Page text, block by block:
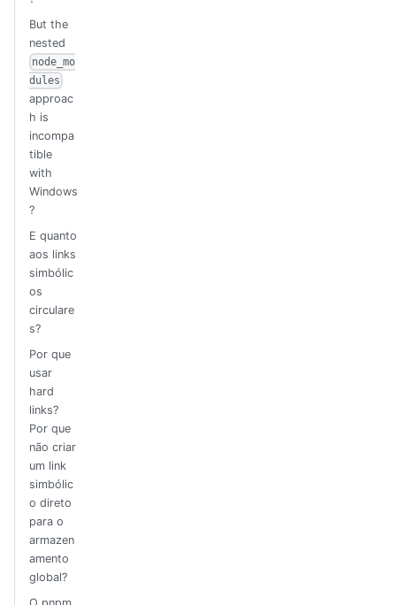
But the
nested
node_mo
dules
approac
h is
incompa
tible
with
Windows
?
E quanto
aos links
simbólic
os
circulare
s?
Por que
usar
hard
links?
Por que
não criar
um link
simbólic
o direto
para o
armazen
amento
global?